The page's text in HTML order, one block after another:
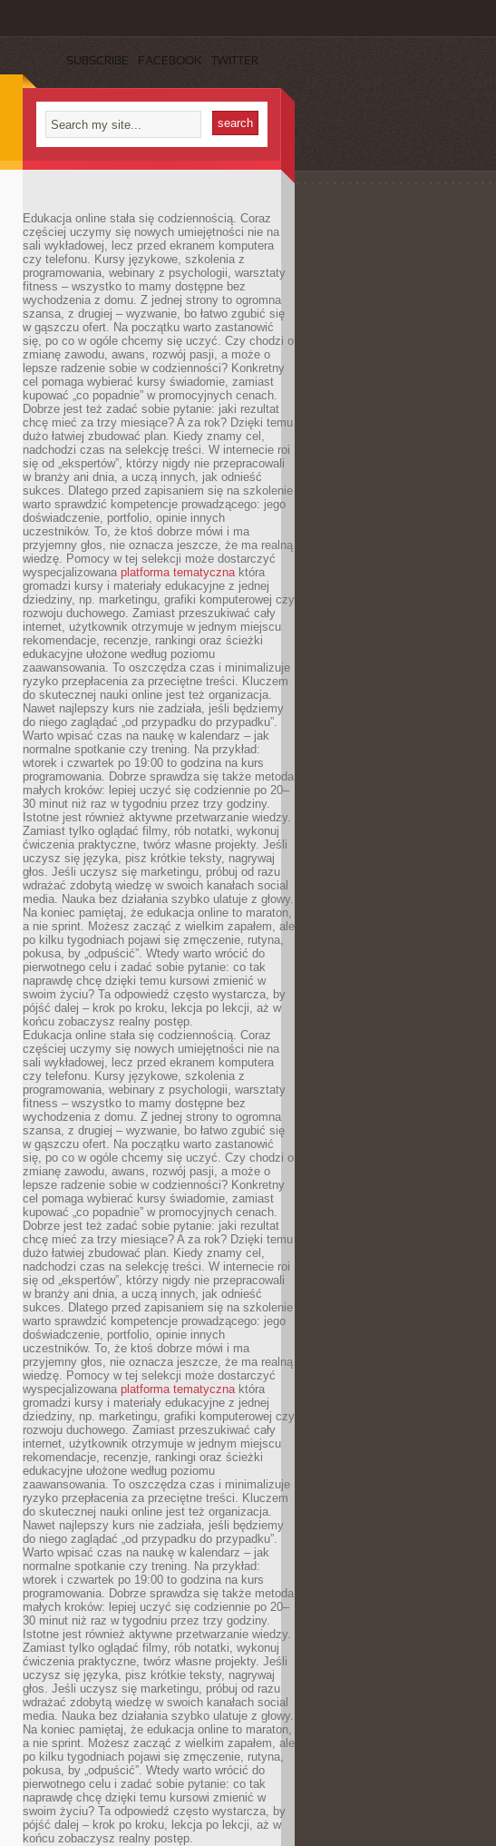
SUBSCRIBE FACEBOOK TWITTER
Edukacja online stała się codziennością. Coraz
częściej uczymy się nowych umiejętności nie na
sali wykładowej, lecz przed ekranem komputera
czy telefonu. Kursy językowe, szkolenia z
programowania, webinary z psychologii, warsztaty
fitness – wszystko to mamy dostępne bez
wychodzenia z domu. Z jednej strony to ogromna
szansa, z drugiej – wyzwanie, bo łatwo zgubić się
w gąszczu ofert. Na początku warto zastanowić
się, po co w ogóle chcemy się uczyć. Czy chodzi o
zmianę zawodu, awans, rozwój pasji, a może o
lepsze radzenie sobie w codzienności? Konkretny
cel pomaga wybierać kursy świadomie, zamiast
kupować „co popadnie” w promocyjnych cenach.
Dobrze jest też zadać sobie pytanie: jaki rezultat
chcę mieć za trzy miesiące? A za rok? Dzięki temu
dużo łatwiej zbudować plan. Kiedy znamy cel,
nadchodzi czas na selekcję treści. W internecie roi
się od „ekspertów”, którzy nigdy nie przepracowali
w branży ani dnia, a uczą innych, jak odnieść
sukces. Dlatego przed zapisaniem się na szkolenie
warto sprawdzić kompetencje prowadzącego: jego
doświadczenie, portfolio, opinie innych
uczestników. To, że ktoś dobrze mówi i ma
przyjemny głos, nie oznacza jeszcze, że ma realną
wiedzę. Pomocy w tej selekcji może dostarczyć
wyspecjalizowana platforma tematycznaktóra
gromadzi kursy i materiały edukacyjne z jednej
dziedziny, np. marketingu, grafiki komputerowej czy
rozwoju duchowego. Zamiast przeszukiwać cały
internet, użytkownik otrzymuje w jednym miejscu
rekomendacje, recenzje, rankingi oraz ścieżki
edukacyjne ułożone według poziomu
zaawansowania. To oszczędza czas i minimalizuje
ryzyko przepłacenia za przeciętne treści. Kluczem
do skutecznej nauki online jest też organizacja.
Nawet najlepszy kurs nie zadziała, jeśli będziemy
do niego zaglądać „od przypadku do przypadku”.
Warto wpisać czas na naukę w kalendarz – jak
normalne spotkanie czy trening. Na przykład:
wtorek i czwartek po 19:00 to godzina na kurs
programowania. Dobrze sprawdza się także metoda
małych kroków: lepiej uczyć się codziennie po 20–
30 minut niż raz w tygodniu przez trzy godziny.
Istotne jest również aktywne przetwarzanie wiedzy.
Zamiast tylko oglądać filmy, rób notatki, wykonuj
ćwiczenia praktyczne, twórz własne projekty. Jeśli
uczysz się języka, pisz krótkie teksty, nagrywaj
głos. Jeśli uczysz się marketingu, próbuj od razu
wdrażać zdobytą wiedzę w swoich kanałach social
media. Nauka bez działania szybko ulatuje z głowy.
Na koniec pamiętaj, że edukacja online to maraton,
a nie sprint. Możesz zacząć z wielkim zapałem, ale
po kilku tygodniach pojawi się zmęczenie, rutyna,
pokusa, by „odpuścić”. Wtedy warto wrócić do
pierwotnego celu i zadać sobie pytanie: co tak
naprawdę chcę dzięki temu kursowi zmienić w
swoim życiu? Ta odpowiedź często wystarcza, by
pójść dalej – krok po kroku, lekcja po lekcji, aż w
końcu zobaczysz realny postęp.
Edukacja online stała się codziennością. Coraz
częściej uczymy się nowych umiejętności nie na
sali wykładowej, lecz przed ekranem komputera
czy telefonu. Kursy językowe, szkolenia z
programowania, webinary z psychologii, warsztaty
fitness – wszystko to mamy dostępne bez
wychodzenia z domu. Z jednej strony to ogromna
szansa, z drugiej – wyzwanie, bo łatwo zgubić się
w gąszczu ofert. Na początku warto zastanowić
się, po co w ogóle chcemy się uczyć. Czy chodzi o
zmianę zawodu, awans, rozwój pasji, a może o
lepsze radzenie sobie w codzienności? Konkretny
cel pomaga wybierać kursy świadomie, zamiast
kupować „co popadnie” w promocyjnych cenach.
Dobrze jest też zadać sobie pytanie: jaki rezultat
chcę mieć za trzy miesiące? A za rok? Dzięki temu
dużo łatwiej zbudować plan. Kiedy znamy cel,
nadchodzi czas na selekcję treści. W internecie roi
się od „ekspertów”, którzy nigdy nie przepracowali
w branży ani dnia, a uczą innych, jak odnieść
sukces. Dlatego przed zapisaniem się na szkolenie
warto sprawdzić kompetencje prowadzącego: jego
doświadczenie, portfolio, opinie innych
uczestników. To, że ktoś dobrze mówi i ma
przyjemny głos, nie oznacza jeszcze, że ma realną
wiedzę. Pomocy w tej selekcji może dostarczyć
wyspecjalizowana platforma tematycznaktóra
gromadzi kursy i materiały edukacyjne z jednej
dziedziny, np. marketingu, grafiki komputerowej czy
rozwoju duchowego. Zamiast przeszukiwać cały
internet, użytkownik otrzymuje w jednym miejscu
rekomendacje, recenzje, rankingi oraz ścieżki
edukacyjne ułożone według poziomu
zaawansowania. To oszczędza czas i minimalizuje
ryzyko przepłacenia za przeciętne treści. Kluczem
do skutecznej nauki online jest też organizacja.
Nawet najlepszy kurs nie zadziała, jeśli będziemy
do niego zaglądać „od przypadku do przypadku”.
Warto wpisać czas na naukę w kalendarz – jak
normalne spotkanie czy trening. Na przykład:
wtorek i czwartek po 19:00 to godzina na kurs
programowania. Dobrze sprawdza się także metoda
małych kroków: lepiej uczyć się codziennie po 20–
30 minut niż raz w tygodniu przez trzy godziny.
Istotne jest również aktywne przetwarzanie wiedzy.
Zamiast tylko oglądać filmy, rób notatki, wykonuj
ćwiczenia praktyczne, twórz własne projekty. Jeśli
uczysz się języka, pisz krótkie teksty, nagrywaj
głos. Jeśli uczysz się marketingu, próbuj od razu
wdrażać zdobytą wiedzę w swoich kanałach social
media. Nauka bez działania szybko ulatuje z głowy.
Na koniec pamiętaj, że edukacja online to maraton,
a nie sprint. Możesz zacząć z wielkim zapałem, ale
po kilku tygodniach pojawi się zmęczenie, rutyna,
pokusa, by „odpuścić”. Wtedy warto wrócić do
pierwotnego celu i zadać sobie pytanie: co tak
naprawdę chcę dzięki temu kursowi zmienić w
swoim życiu? Ta odpowiedź często wystarcza, by
pójść dalej – krok po kroku, lekcja po lekcji, aż w
końcu zobaczysz realny postęp.